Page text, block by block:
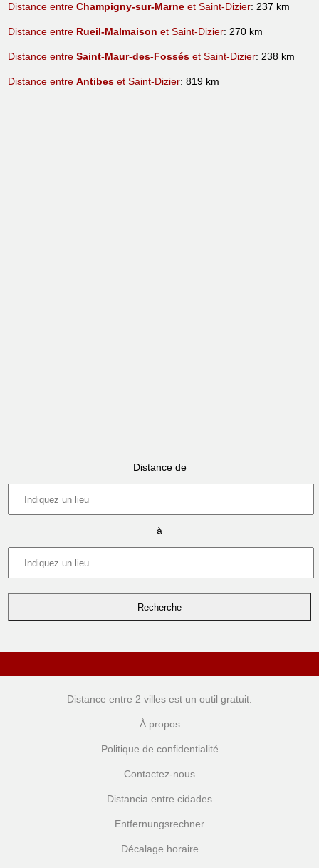
Distance entreChampigny-sur-Marne et Saint-Dizier: 237 km
Distance entre Rueil-Malmaison et Saint-Dizier: 270 km
Distance entreSaint-Maur-des-Fossés et Saint-Dizier: 238 km
Distance entreAntibes et Saint-Dizier: 819 km
Distance de
à
Distance entre 2 villes est un outil gratuit.
À propos
Politique de confidentialité
Contactez-nous
Distancia entre cidades
Entfernungsrechner
Décalage horaire